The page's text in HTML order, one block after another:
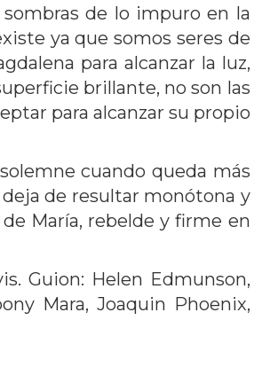
de lo impuro en la
ya que somos seres de
para alcanzar la luz,
brillante, no son las
para alcanzar su propio
cuando queda más
de resultar monótona y
María, rebelde y firme en
Guion: Helen Edmunson,
Mara, Joaquin Phoenix,